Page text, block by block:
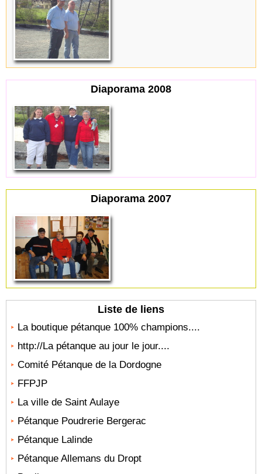
Diaporama 2008
Diaporama 2007
Liste de liens
La boutique pétanque 100% champions....
http://La pétanque au jour le jour....
Comité Pétanque de la Dordogne
FFPJP
La ville de Saint Aulaye
Pétanque Poudrerie Bergerac
Pétanque Lalinde
Pétanque Allemans du Dropt